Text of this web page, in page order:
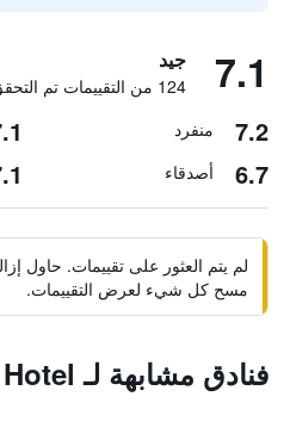
7.1 جيد
124 من التقييمات تم التحقق منها
7.2 منفرد
6.7 أصدقاء
لم يتم العثور على تقييمات. حاول
مسح كل شيء لعرض التقييمات.
فنادق مشابهة لـ Majestic View Hotel